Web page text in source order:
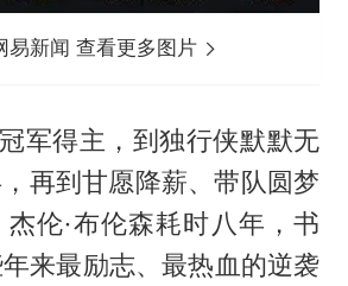
易新闻 查看更多图片
军得主，到独行侠默默无
再到甘愿降薪、带队圆梦
伦·布伦森耗时八年，书
来最励志、最热血的逆袭